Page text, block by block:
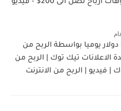
تصل الى 200$ - فيديو
50 دولار يوميا بواسطة الربح من
تيك توك | الربح من
| الربح من الانترنت